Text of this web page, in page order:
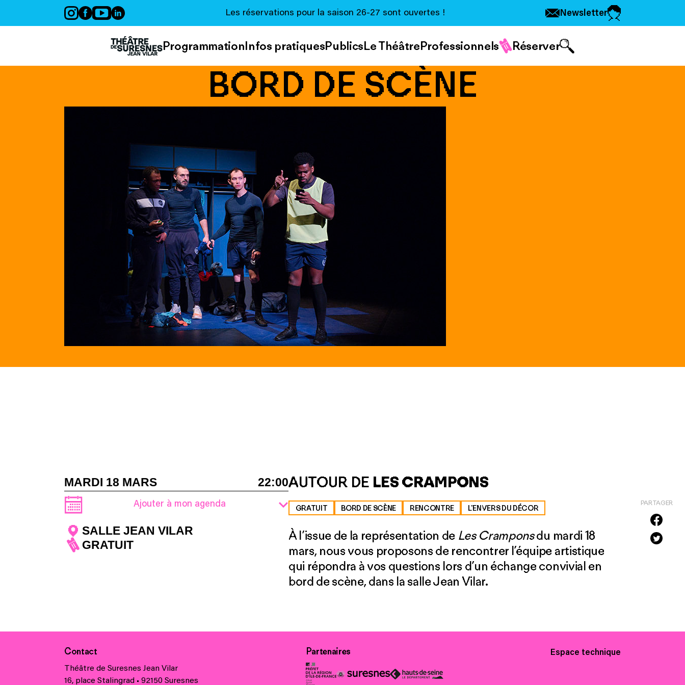
Les réservations pour la saison 26-27 sont ouvertes ! Newsletter
ProgrammationInfos pratiquesPublicsLe ThéâtreProfessionnels Réserver
BORD DE SCÈNE
PARTAGER
MARDI 18 MARS 22:00
Ajouter à mon agenda
SALLE JEAN VILAR
GRATUIT
AUTOUR DE LES CRAMPONS
GRATUIT BORD DE SCÈNE RENCONTRE L'ENVERS DU DÉCOR
À l’issue de la représentation de Les Cramponsdu mardi 18
mars, nous vous proposons de rencontrer l’équipe artistique
qui répondra à vos questions lors d’un échange convivial en
bord de scène, dans la salle Jean Vilar.
Contact
Théâtre de Suresnes Jean Vilar
16, place Stalingrad • 92150 Suresnes
Partenaires Espace technique
Panneau de gestion des cookies